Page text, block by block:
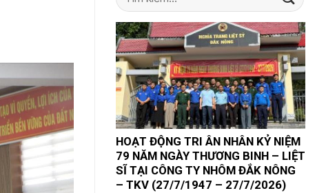
HOẠT ĐỘNG TRI ÂN NHÂN KỶ NIỆM
79 NĂM NGÀY THƯƠNG BINH – LIỆT
SĨ TẠI CÔNG TY NHÔM ĐẮK NÔNG
– TKV (27/7/1947 – 27/7/2026)